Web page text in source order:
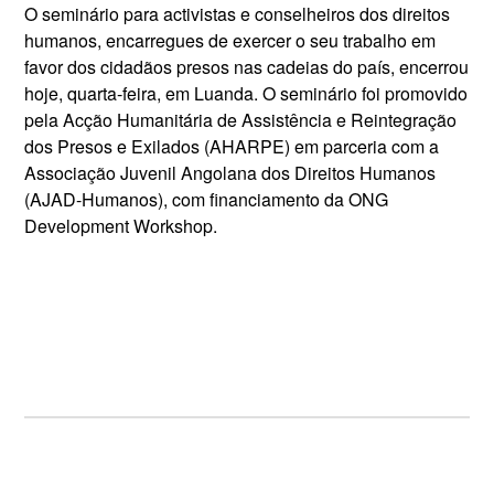
O seminário para activistas e conselheiros dos direitos
humanos, encarregues de exercer o seu trabalho em
favor dos cidadãos presos nas cadeias do país, encerrou
hoje, quarta-feira, em Luanda. O seminário foi promovido
pela Acção Humanitária de Assistência e Reintegração
dos Presos e Exilados (AHARPE) em parceria com a
Associação Juvenil Angolana dos Direitos Humanos
(AJAD-Humanos), com financiamento da ONG
Development Workshop.